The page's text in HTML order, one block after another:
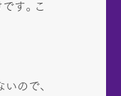
す。こ
ので、